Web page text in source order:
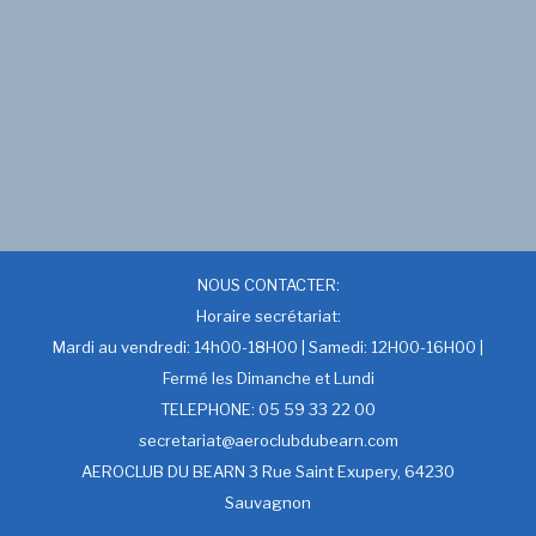
NOUS CONTACTER:
Horaire secrétariat:
Mardi au vendredi: 14h00-18H00 | Samedi: 12H00-16H00 |
Fermé les Dimanche et Lundi
TELEPHONE: 05 59 33 22 00
secretariat@aeroclubdubearn.com
AEROCLUB DU BEARN 3 Rue Saint Exupery, 64230
Sauvagnon